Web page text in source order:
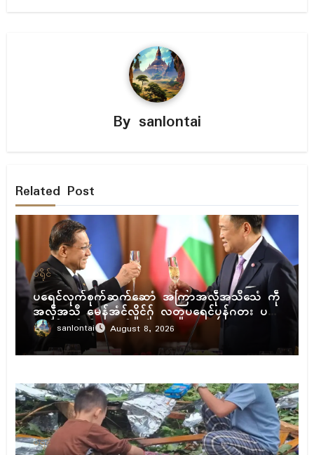
By sanlontai
Related Post
ပရိုၚ်
ပရေၚ်လုက်စုက်ဆက်ဆောံ အကြာအလဵုအသဳသေံ ကဵု
အလဵုအသဳ မေန်အံၚ်လှိုၚ်ဂှ် လတူပရေၚ်ပၠန်ဂတး ပ
ရေၚ်ဇီုကပိုက် နွံကၠုၚ်မာန်ဟာ
sanlontai August 8, 2026
ပရိုၚ်